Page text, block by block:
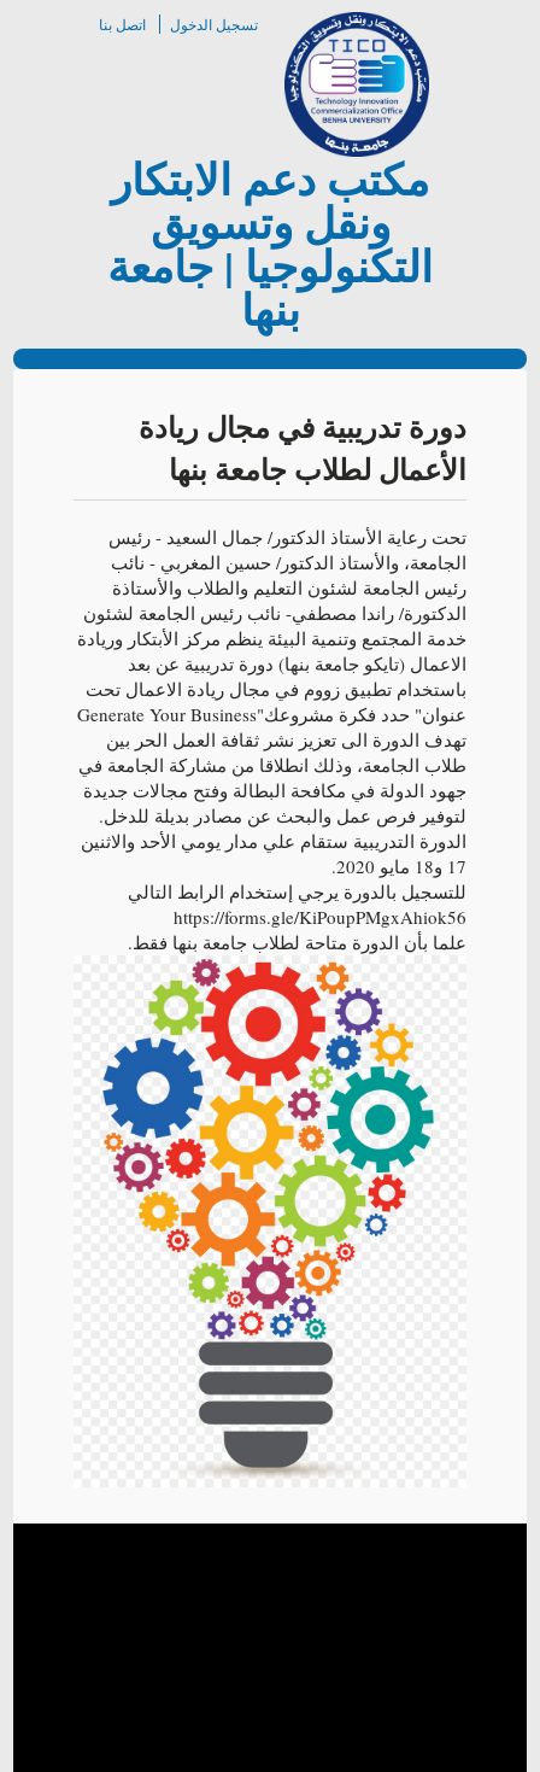
تسجيل الدخول اتصل بنا
مكتب دعم الابتكار
ونقل وتسويق
التكنولوجيا | جامعة
بنها
دورة تدريبية في مجال ريادة
الأعمال لطلاب جامعة بنها
تحت رعاية الأستاذ الدكتور/ جمال السعيد - رئيس
الجامعة، والأستاذ الدكتور/ حسين المغربي - نائب
رئيس الجامعة لشئون التعليم والطلاب والأستاذة
الدكتورة/ راندا مصطفي- نائب رئيس الجامعة لشئون
خدمة المجتمع وتنمية البيئة ينظم مركز الأبتكار وريادة
الاعمال (تايكو جامعة بنها) دورة تدريبية عن بعد
باستخدام تطبيق زووم في مجال ريادة الاعمال تحت
عنوان" حدد فكرة مشروعك"Generate Your Business
تهدف الدورة الى تعزيز نشر ثقافة العمل الحر بين
طلاب الجامعة، وذلك انطلاقا من مشاركة الجامعة في
جهود الدولة في مكافحة البطالة وفتح مجالات جديدة
لتوفير فرص عمل والبحث عن مصادر بديلة للدخل.
الدورة التدريبية ستقام علي مدار يومي الأحد والاثنين
17 و18 مايو 2020.
للتسجيل بالدورة يرجي إستخدام الرابط التالي
https://forms.gle/KiPoupPMgxAhiok56
علما بأن الدورة متاحة لطلاب جامعة بنها فقط.